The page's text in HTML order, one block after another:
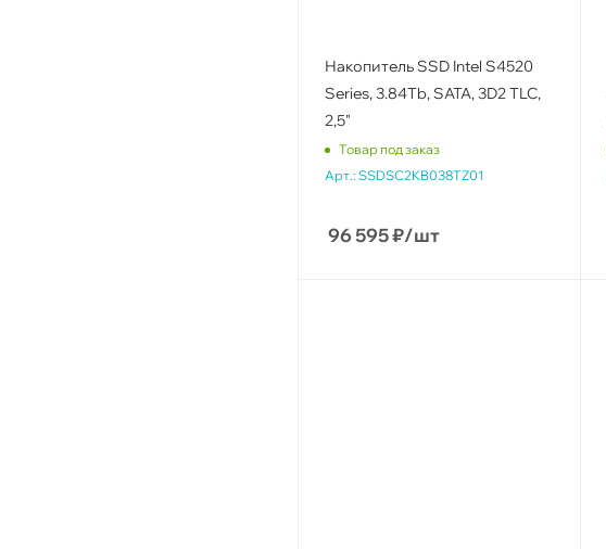
Накопитель SSD Intel S4520
Series, 3.84Tb, SATA, 3D2 TLC,
2,5"
Товар под заказ
Арт.: SSDSC2KB038TZ01
96 595₽/шт